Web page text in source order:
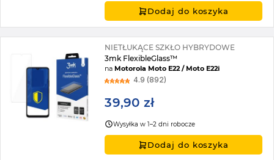
Dodaj do koszyka
NIETŁUKĄCE SZKŁO HYBRYDOWE
3mk FlexibleGlass™
naMotorola Moto E22 / Moto E22i
4.9 (892)
39,90 zł
Wysyłka w 1–2 dni robocze
Dodaj do koszyka